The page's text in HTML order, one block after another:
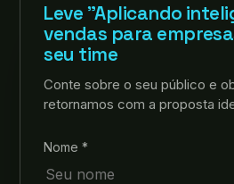
Leve "Aplicando
vendas para
seu time
Conte sobre o seu público e
retornamos com a proposta
Nome *